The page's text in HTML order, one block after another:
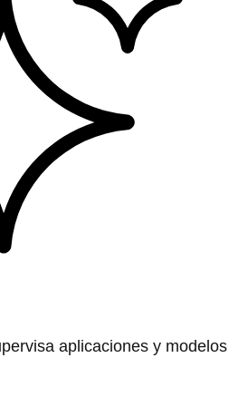
aplicaciones y modelos